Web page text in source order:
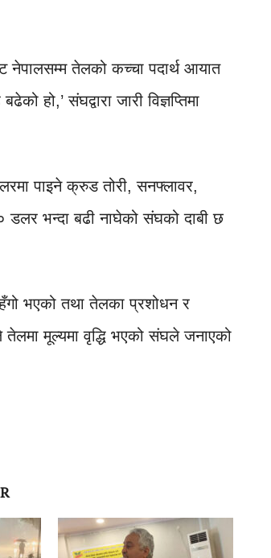
नेपालसम्म तेलको कच्चा पदार्थ आयात
हो,’ संघद्वारा जारी विज्ञप्तिमा
पाइने क्रुड तोरी, सनफ्लावर,
भन्दा बढी नाघेको संघको दाबी छ
भएको तथा तेलका प्रशोधन र
तेलमा मूल्‍यमा वृद्धि भएको संघले जनाएको